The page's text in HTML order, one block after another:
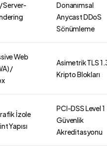
Server-
Donanımsal
Anycast DDoS
Sönümleme
Web
/
Asimetrik TLS
Kripto Blokları
İzole
Yapısı
PCI-DSS Level 1
Güvenlik
Akreditasyonu